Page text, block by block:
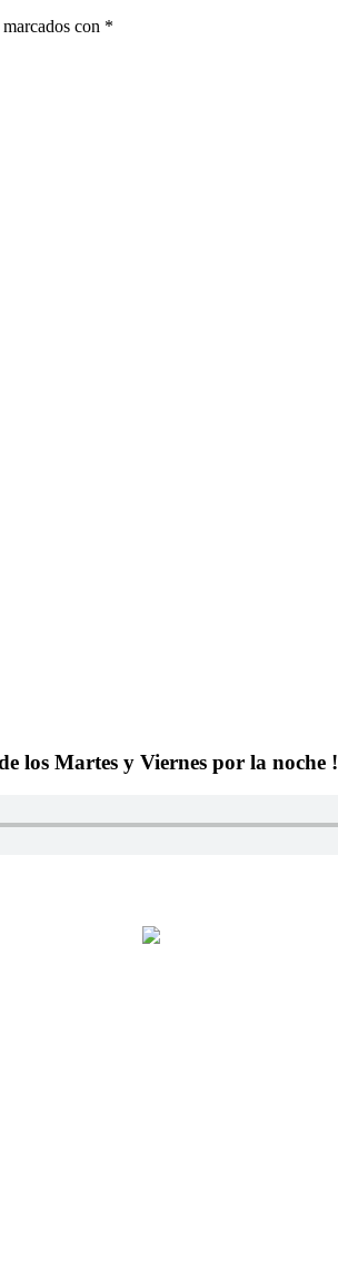
con *
los Martes y Viernes por la noche !